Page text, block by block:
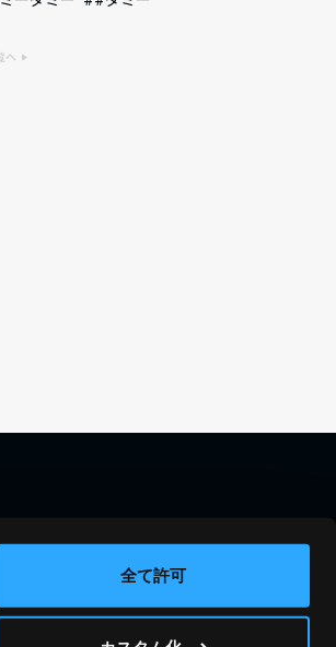
全て許可
へ
問い合わせ
運営会社
プライバシーポリシー